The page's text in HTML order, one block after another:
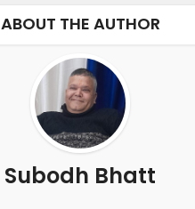
ABOUT THE AUTHOR
Subodh Bhatt